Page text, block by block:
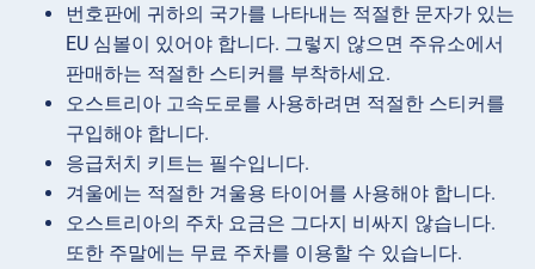
번호판에 귀하의 국가를 나타내는 적절한 문자가 있는
EU 심볼이 있어야 합니다. 그렇지 않으면 주유소에서
판매하는 적절한 스티커를 부착하세요.
오스트리아 고속도로를 사용하려면 적절한 스티커를
구입해야 합니다.
응급처치 키트는 필수입니다.
겨울에는 적절한 겨울용 타이어를 사용해야 합니다.
오스트리아의 주차 요금은 그다지 비싸지 않습니다.
또한 주말에는 무료 주차를 이용할 수 있습니다.